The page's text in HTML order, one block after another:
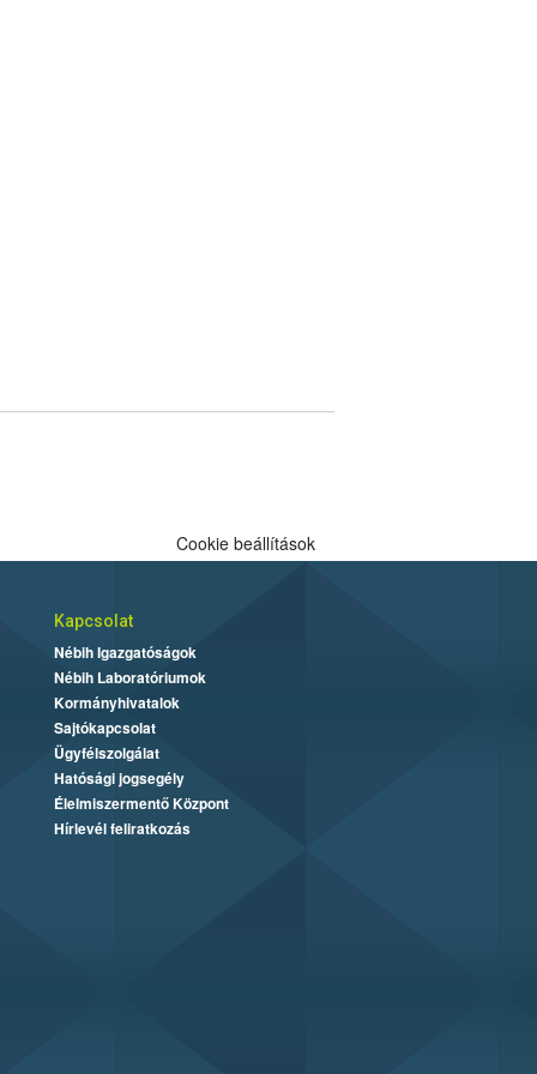
Cookie beállítások
Kapcsolat
Nébih Igazgatóságok
Nébih Laboratóriumok
Kormányhivatalok
Sajtókapcsolat
Ügyfélszolgálat
Hatósági jogsegély
Élelmiszermentő Központ
Hírlevél feliratkozás